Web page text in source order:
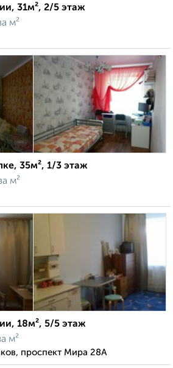
31м², 2/5 этаж
м²
35м², 1/3 этаж
м²
18м², 5/5 этаж
м²
проспект Мира 28А